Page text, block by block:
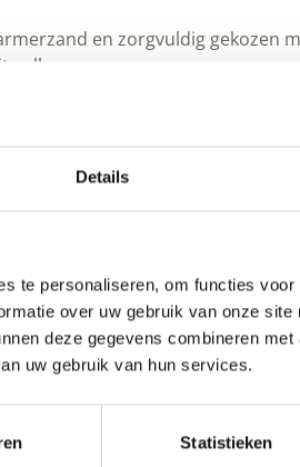
Details
te personaliseren, om functies
over uw gebruik van onze
deze gegevens combineren
uw gebruik van hun services.
Statistieken
en zorgvuldig gekozen
vervagen.
als de ambachtslieden van
paleizen van Alhambra.
Met een klein team en zonder